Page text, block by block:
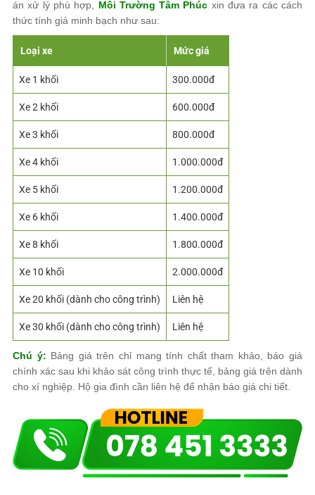
án xử lý phù hợp, Môi Trường Tâm Phúc xin đưa ra các cách
thức tính giá minh bạch như sau:
Loại xe Mức giá
Xe 1 khối 300.000đ
Xe 2 khối 600.000đ
Xe 3 khối 800.000đ
Xe 4 khối 1.000.000đ
Xe 5 khối 1.200.000đ
Xe 6 khối 1.400.000đ
Xe 8 khối 1.800.000đ
Xe 10 khối 2.000.000đ
Xe 20 khối (dành cho công trình) Liên hệ
Xe 30 khối (dành cho công trình) Liên hệ
Chú ý: Bảng giá trên chỉ mang tính chất tham khảo, báo giá
chính xác sau khi khảo sát công trình thực tế, bảng giá trên dành
cho xí nghiệp. Hộ gia đình cần liên hệ để nhận báo giá chi tiết.